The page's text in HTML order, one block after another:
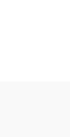
; 20 %
doctoral ; 8 %